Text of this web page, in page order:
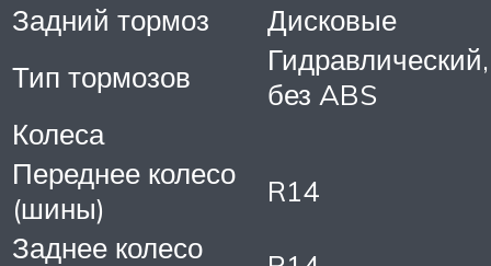
Задний тормоз
Дисковые
Тип тормозов
Гидравлический,
без ABS
Колеса
Переднее колесо
(шины)
R14
Заднее колесо